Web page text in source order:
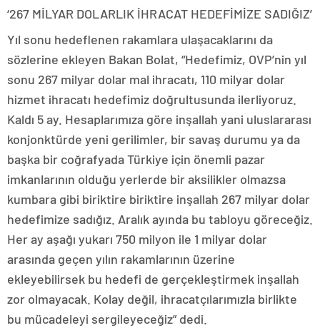
‘267 MİLYAR DOLARLIK İHRACAT HEDEFİMİZE SADIĞIZ’
Yıl sonu hedeflenen rakamlara ulaşacaklarını da
sözlerine ekleyen Bakan Bolat, “Hedefimiz, OVP’nin yıl
sonu 267 milyar dolar mal ihracatı, 110 milyar dolar
hizmet ihracatı hedefimiz doğrultusunda ilerliyoruz.
Kaldı 5 ay. Hesaplarımıza göre inşallah yani uluslararası
konjonktürde yeni gerilimler, bir savaş durumu ya da
başka bir coğrafyada Türkiye için önemli pazar
imkanlarının olduğu yerlerde bir aksilikler olmazsa
kumbara gibi biriktire biriktire inşallah 267 milyar dolar
hedefimize sadığız. Aralık ayında bu tabloyu göreceğiz.
Her ay aşağı yukarı 750 milyon ile 1 milyar dolar
arasında geçen yılın rakamlarının üzerine
ekleyebilirsek bu hedefi de gerçekleştirmek inşallah
zor olmayacak. Kolay değil, ihracatçılarımızla birlikte
bu mücadeleyi sergileyeceğiz” dedi.